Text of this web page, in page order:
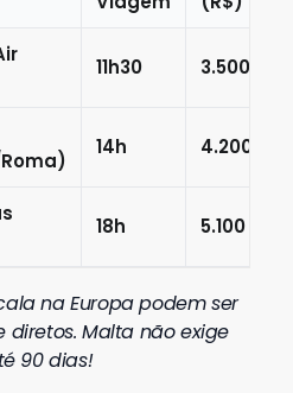
11h30 3.500
14h 4.200
18h 5.100
na Europa podem ser
diretos. Malta não exige
90 dias!